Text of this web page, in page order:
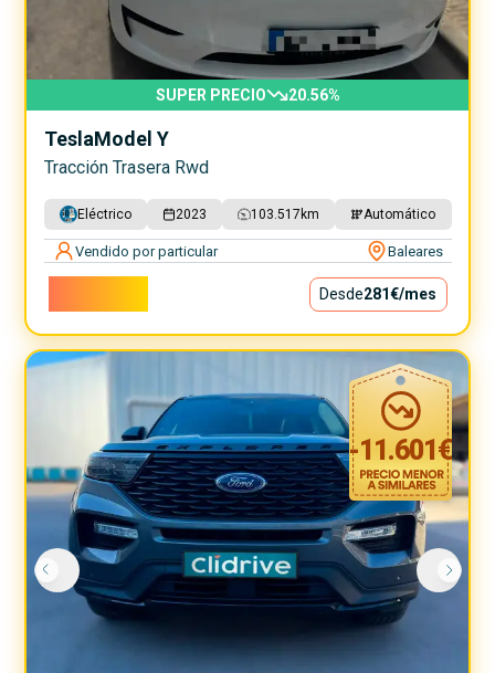
SUPER PRECIO 20.56%
TeslaModel Y
Tracción Trasera Rwd
Eléctrico 2023 103.517 km Automático
Vendido por particular Baleares
Desde281€/mes
-11.601€